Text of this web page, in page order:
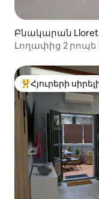
Բնակարան Lloret
Լողափից 2 րոպե
Հյուրերի սիրելի
Հյուրերի